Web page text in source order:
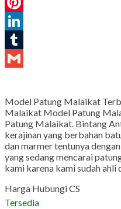
Pinterest
LinkedIn
Tumblr
Model Patung Malaikat
Malaikat Model Patung
Patung Malaikat. Bintang
kerajinan yang berbahan
dan marmer tentunya
yang sedang mencarai
kami karena kami sudah
Harga Hubungi CS
Tersedia